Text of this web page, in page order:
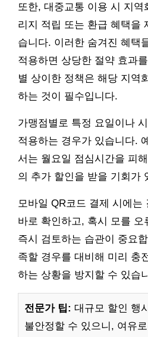
또한, 대중교통 이용 시 지역
리지 적립 또는 환급 혜택을
습니다. 이러한 숨겨진 혜택
적용하면 상당한 절약 효과
별 상이한 정책은 해당 지역
하는 것이 필수입니다.
가맹점별로 특정 요일이나
적용하는 경우가 있습니다.
서는 월요일 점심시간을 피
의 추가 할인을 받을 기회가
모바일 QR코드 결제 시에는
바로 확인하고, 혹시 모를 오
즉시 검토하는 습관이 중요
족할 경우를 대비해 미리 충
하는 상황을 방지할 수 있습
전문가 팁: 대규모 할인 행
불안정할 수 있으니, 여유